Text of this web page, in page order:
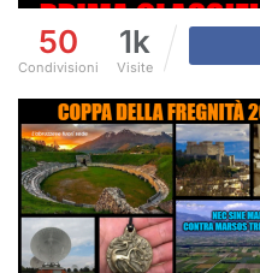
50
Condivisioni
1k
Visite